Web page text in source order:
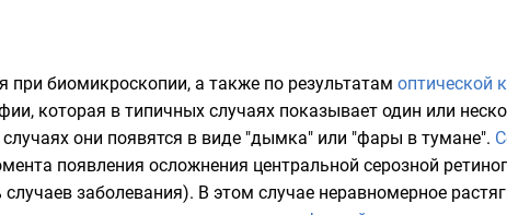
при биомикроскопии, а также по результатам оптической
которая в типичных случаях показывает один или
они появятся в виде "дымка" или "фары в тумане".
появления осложнения центральной серозной
случаев заболевания). В этом случае неравномерное